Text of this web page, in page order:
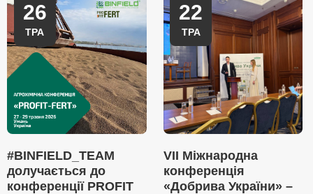
26
ТРА
#BINFIELD_TEAM
долучається до
конференції PROFIT
22
ТРА
VII Міжнародна
конференція
«Добрива України» –